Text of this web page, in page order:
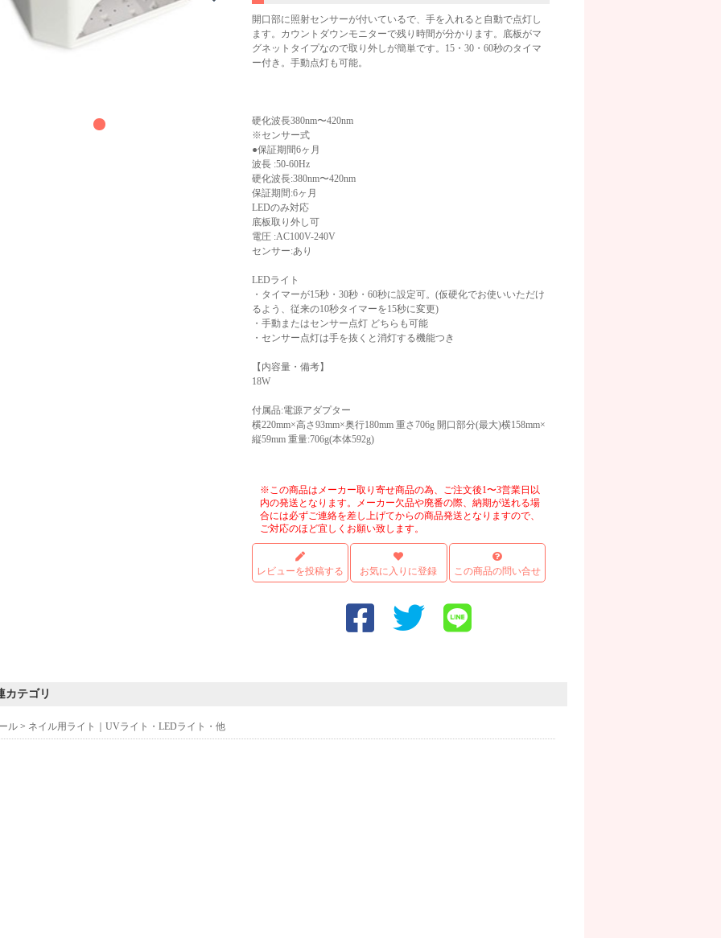
開口部に照射センサーが付いているで、手を入れると自動で点灯し
ます。カウントダウンモニターで残り時間が分かります。底板がマ
グネットタイプなので取り外しが簡単です。15・30・60秒のタイマ
ー付き。手動点灯も可能。
硬化波長380nm〜420nm
※センサー式
●保証期間6ヶ月
波長 :50-60Hz
硬化波長:380nm〜420nm
保証期間:6ヶ月
LEDのみ対応
底板取り外し可
電圧 :AC100V-240V
センサー:あり
LEDライト
・タイマーが15秒・30秒・60秒に設定可。(仮硬化でお使いいただけ
るよう、従来の10秒タイマーを15秒に変更)
・手動またはセンサー点灯 どちらも可能
・センサー点灯は手を抜くと消灯する機能つき
【内容量・備考】
18W
付属品:電源アダプター
横220mm×高さ93mm×奥行180mm 重さ706g 開口部分(最大)横158mm×
縦59mm 重量:706g(本体592g)
※この商品はメーカー取り寄せ商品の為、ご注文後1〜3営業日以
内の発送となります。メーカー欠品や廃番の際、納期が送れる場
合には必ずご連絡を差し上げてからの商品発送となりますので、
ご対応のほど宜しくお願い致します。
レビューを投稿する お気に入りに登録 この商品の問い合せ
カテゴリ
ル > ネイル用ライト｜UVライト・LEDライト・他